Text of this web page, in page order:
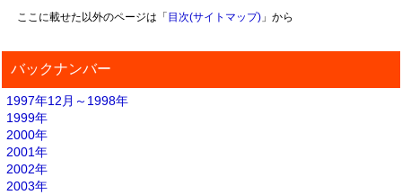
ここに載せた以外のページは「 目次(サイトマップ)」から
バックナンバー
1997年12月～1998年
1999年
2000年
2001年
2002年
2003年